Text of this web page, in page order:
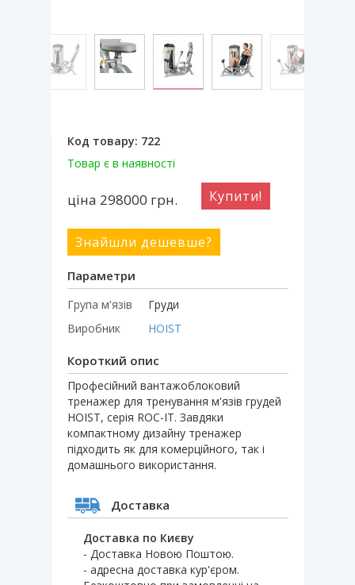
Код товару: 722
Товар є в наявності
ціна 298000 грн. Купити!
Знайшли дешевше?
Параметри
Група м'язів
Груди
Виробник
HOIST
Короткий опис
Професійний вантажоблоковий
тренажер для тренування м'язів грудей
HOIST, серія ROC-IT. Завдяки
компактному дизайну тренажер
підходить як для комерційного, так і
домашнього використання.
Доставка
Доставка по Києву
- Доставка Новою Поштою.
- адресна доставка кур'єром.